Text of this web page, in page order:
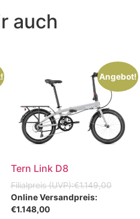
auch
Angebot!
Tern Link D8
€1.149,00
€1.148,00